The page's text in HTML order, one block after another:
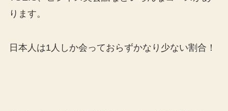
ります。
日本人は1人しか会っておらずかなり少ない割合！